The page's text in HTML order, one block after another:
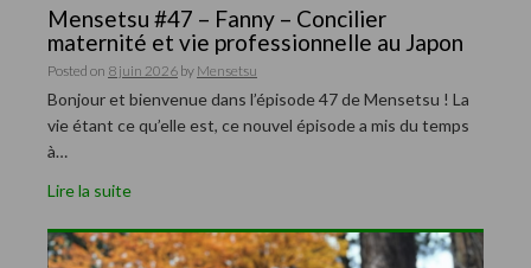
Mensetsu #47 – Fanny – Concilier
maternité et vie professionnelle au Japon
Posted on 8 juin 2026 by Mensetsu
Bonjour et bienvenue dans l’épisode 47 de Mensetsu ! La
vie étant ce qu’elle est, ce nouvel épisode a mis du temps
à…
Lire la suite